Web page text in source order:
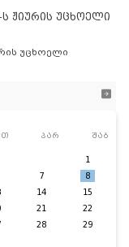
ს ჟიურის უცხოელი
უცხოელი
პარ შაბ
1
7
8
14
15
21
22
28
29